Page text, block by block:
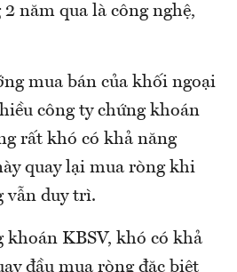
năm qua là công nghệ,
mua bán của khối ngoại
công ty chứng khoán
rất khó có khả năng
quay lại mua ròng khi
vẫn duy trì.
khoán KBSV, khó có khả
đầu mua ròng đặc biệt